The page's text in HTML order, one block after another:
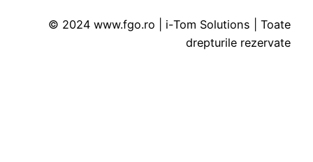
© 2024 www.fgo.ro | i-Tom Solutions | Toate
drepturile rezervate